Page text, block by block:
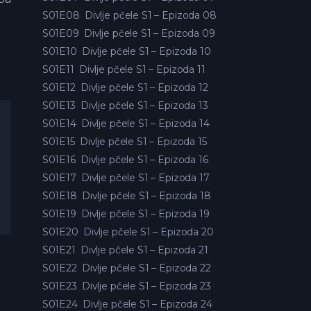
S01E08 Divlje pčele S1 – Epizoda 08
S01E09 Divlje pčele S1 – Epizoda 09
S01E10 Divlje pčele S1 – Epizoda 10
S01E11
Divlje pčele S1 – Epizoda 11
S01E12 Divlje pčele S1 – Epizoda 12
S01E13 Divlje pčele S1 – Epizoda 13
S01E14 Divlje pčele S1 – Epizoda 14
S01E15 Divlje pčele S1 – Epizoda 15
S01E16 Divlje pčele S1 – Epizoda 16
S01E17 Divlje pčele S1 – Epizoda 17
S01E18 Divlje pčele S1 – Epizoda 18
S01E19 Divlje pčele S1 – Epizoda 19
S01E20 Divlje pčele S1 – Epizoda 20
S01E21
Divlje pčele S1 – Epizoda 21
S01E22 Divlje pčele S1 – Epizoda 22
S01E23 Divlje pčele S1 – Epizoda 23
S01E24 Divlje pčele S1 – Epizoda 24